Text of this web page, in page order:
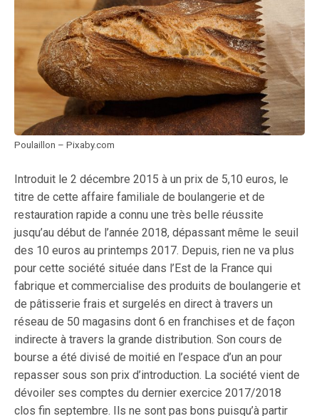
Poulaillon – Pixaby.com
Introduit le 2 décembre 2015 à un prix de 5,10 euros, le
titre de cette affaire familiale de boulangerie et de
restauration rapide a connu une très belle réussite
jusqu’au début de l’année 2018, dépassant même le seuil
des 10 euros au printemps 2017. Depuis, rien ne va plus
pour cette société située dans l’Est de la France qui
fabrique et commercialise des produits de boulangerie et
de pâtisserie frais et surgelés en direct à travers un
réseau de 50 magasins dont 6 en franchises et de façon
indirecte à travers la grande distribution. Son cours de
bourse a été divisé de moitié en l’espace d’un an pour
repasser sous son prix d’introduction. La société vient de
dévoiler ses comptes du dernier exercice 2017/2018
clos fin septembre. Ils ne sont pas bons puisqu’à partir